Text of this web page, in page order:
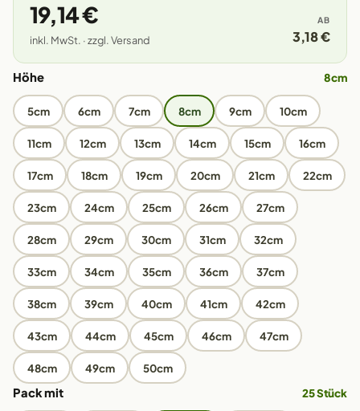
19,14 €
inkl. MwSt. · zzgl. Versand
AB
3,18 €
Höhe 8cm
5cm 6cm 7cm 8cm 9cm 10cm
11cm 12cm 13cm 14cm 15cm 16cm
17cm 18cm 19cm 20cm 21cm 22cm
23cm 24cm 25cm 26cm 27cm
28cm 29cm 30cm 31cm 32cm
33cm 34cm 35cm 36cm 37cm
38cm 39cm 40cm 41cm 42cm
43cm 44cm 45cm 46cm 47cm
48cm 49cm 50cm
Pack mit 25 Stück